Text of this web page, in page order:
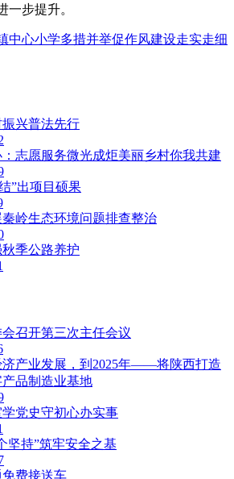
一步提升。
中心小学多措并举促作风建设走实走细
兴普法先行
志愿服务微光成炬美丽乡村你我共建
”出项目硕果
岭生态环境问题排查整治
季公路养护
召开第三次主任会议
济产业发展，到2025年——将陕西打造
品制造业基地
党史守初心办实事
坚持”筑牢安全之基
费接送车